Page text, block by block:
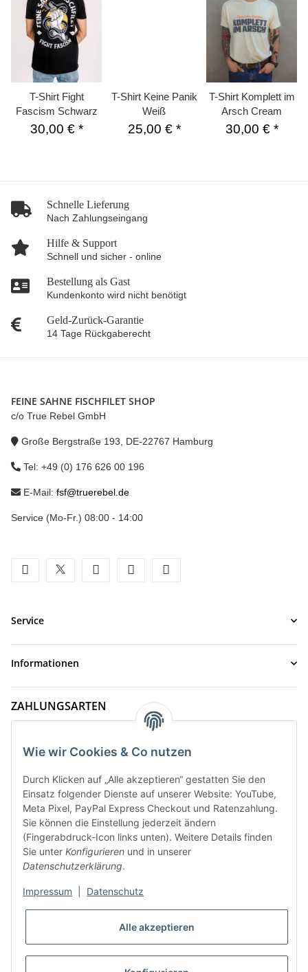
Wie wir Cookies & Co nutzen
Durch Klicken auf „Alle akzeptieren“ gestatten Sie den
Einsatz folgender Dienste auf unserer Website: YouTube,
Meta Pixel, PayPal Express Checkout und Ratenzahlung.
Sie können die Einstellung jederzeit ändern
(Fingerabdruck-Icon links unten). Weitere Details finden
Sie unter Konfigurieren und in unserer
Datenschutzerklärung.
Impressum Datenschutz
Alle akzeptieren
T-Shirt Fight
Fascism Schwarz
30,00 € *
T-Shirt Keine Panik
Weiß
25,00 € *
T-Shirt Komplett im
Arsch Cream
30,00 € *
Schnelle Lieferung
Nach Zahlungseingang
Hilfe & Support
Schnell und sicher - online
Bestellung als Gast
Kundenkonto wird nicht benötigt
Geld-Zurück-Garantie
14 Tage Rückgaberecht
FEINE SAHNE FISCHFILET SHOP
c/o True Rebel GmbH
Große Bergstraße 193, DE-22767 Hamburg
Tel: +49 (0) 176 626 00 196
E-Mail: fsf@truerebel.de
Service (Mo-Fr.) 08:00 - 14:00
facebook
Service
Informationen
ZAHLUNGSARTEN
VERSANDARTEN
* Alle Preise inkl. gesetzlicher MwSt., zzgl.
VERTRAG WIDERRUFEN